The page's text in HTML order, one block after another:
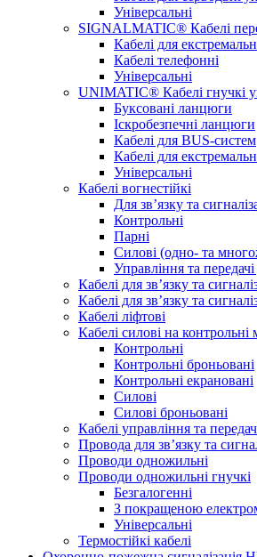
Універсальні
SIGNALMATIC® Кабелі
Кабелі для
Кабелі телефонні
Універсальні
UNIMATIC® Кабелі гнучкі
Буксовані ланцюги
Іскробезпечні ланцюги
Кабелі для BUS-систем
Кабелі для
Універсальні
Кабелі вогнестійкі
Для зв’язку та
Контрольні
Парні
Силові (одно- та
Управління та
Кабелі для зв’язку та
Кабелі для зв’язку та
Кабелі ліфтові
Кабелі силові на
Контрольні
Контрольні броньовані
Контрольні екрановані
Силові
Силові броньовані
Кабелі управління та
Провода для зв’язку та
Проводи одножильні
Проводи одножильні гнучкі
Безгалогенні
З покращеною
Універсальні
Термостійкі кабелі